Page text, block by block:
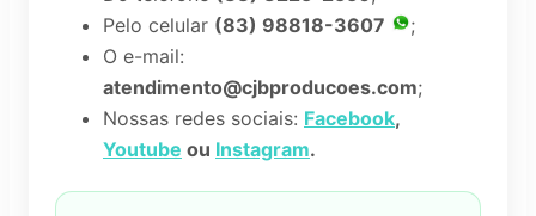
Pelo celular (83) 98818-3607
;
O e-mail:
atendimento@cjbproducoes.com;
Nossas redes sociais: Facebook,
Youtube ou Instagram.